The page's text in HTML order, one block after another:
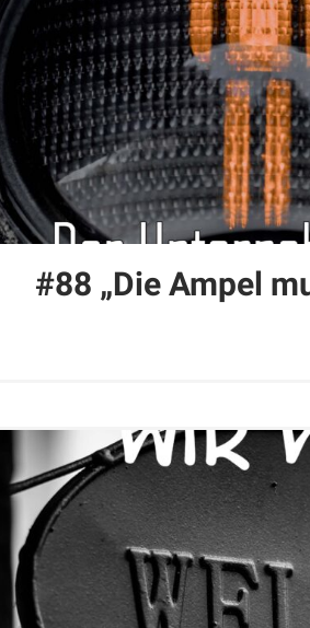
#88 „Die Ampel